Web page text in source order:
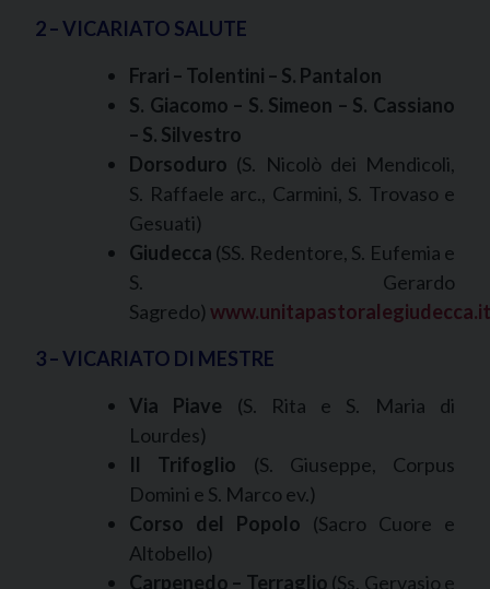
2 – VICARIATO SALUTE
Frari – Tolentini – S. Pantalon
S. Giacomo – S. Simeon – S. Cassiano
– S. Silvestro
Dorsoduro (S. Nicolò dei Mendicoli,
S. Raffaele arc., Carmini, S. Trovaso e
Gesuati)
Giudecca (SS. Redentore, S. Eufemia e
S. Gerardo
Sagredo) www.unitapastoralegiudecca.it
3 – VICARIATO DI MESTRE
Via Piave (S. Rita e S. Maria di
Lourdes)
Il Trifoglio (S. Giuseppe, Corpus
Domini e S. Marco ev.)
Corso del Popolo (Sacro Cuore e
Altobello)
Carpenedo – Terraglio (Ss. Gervasio e